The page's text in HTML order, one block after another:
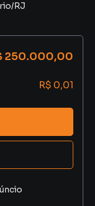
/RJ
250.000,00
R$ 0,01